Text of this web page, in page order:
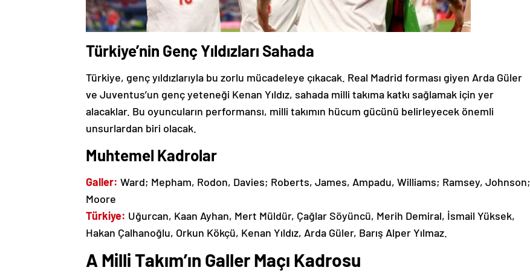
Türkiye’nin Genç Yıldızları Sahada
Türkiye, genç yıldızlarıyla bu zorlu mücadeleye çıkacak. Real Madrid forması giyen Arda Güler
ve Juventus’un genç yeteneği Kenan Yıldız, sahada milli takıma katkı sağlamak için yer
alacaklar. Bu oyuncuların performansı, milli takımın hücum gücünü belirleyecek önemli
unsurlardan biri olacak.
Muhtemel Kadrolar
Galler: Ward; Mepham, Rodon, Davies; Roberts, James, Ampadu, Williams; Ramsey, Johnson;
Moore
Türkiye: Uğurcan, Kaan Ayhan, Mert Müldür, Çağlar Söyüncü, Merih Demiral, İsmail Yüksek,
Hakan Çalhanoğlu, Orkun Kökçü, Kenan Yıldız, Arda Güler, Barış Alper Yılmaz.
A Milli Takım’ın Galler Maçı Kadrosu